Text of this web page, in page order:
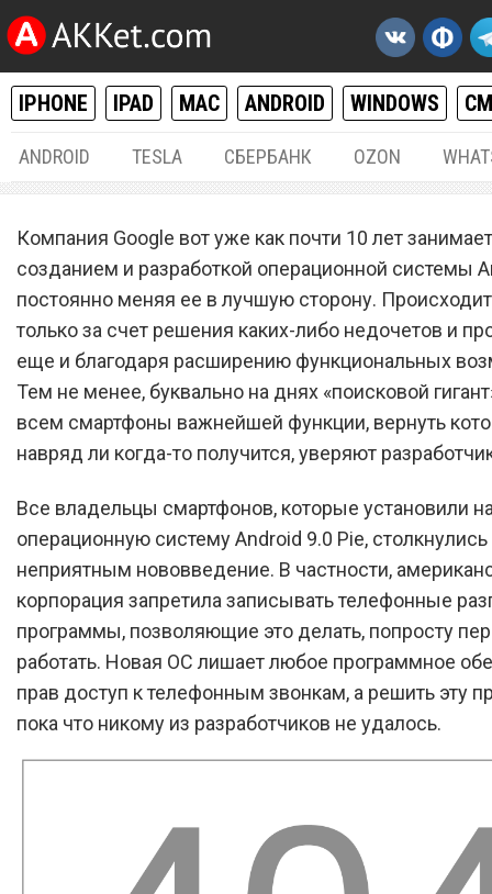
IPHONE IPAD MAC ANDROID WINDOWS
ANDROID TESLA СБЕРБАНК OZON
Google лишила все
на Android важнейшей
Компания Google вот уже как почти 10 лет
созданием и разработкой операционной системы
постоянно меняя ее в лучшую сторону.
только за счет решения каких-либо недочетов и
еще и благодаря расширению функциональных
Тем не менее, буквально на днях «поисковой
всем смартфоны важнейшей функции, вернуть
навряд ли когда-то получится, уверяют
Все владельцы смартфонов, которые установили
операционную систему Android 9.0 Pie,
неприятным нововведение. В частности,
корпорация запретила записывать телефонные
программы, позволяющие это делать, попросту
работать. Новая ОС лишает любое программное
прав доступ к телефонным звонкам, а решить эту
пока что никому из разработчиков не удалось.